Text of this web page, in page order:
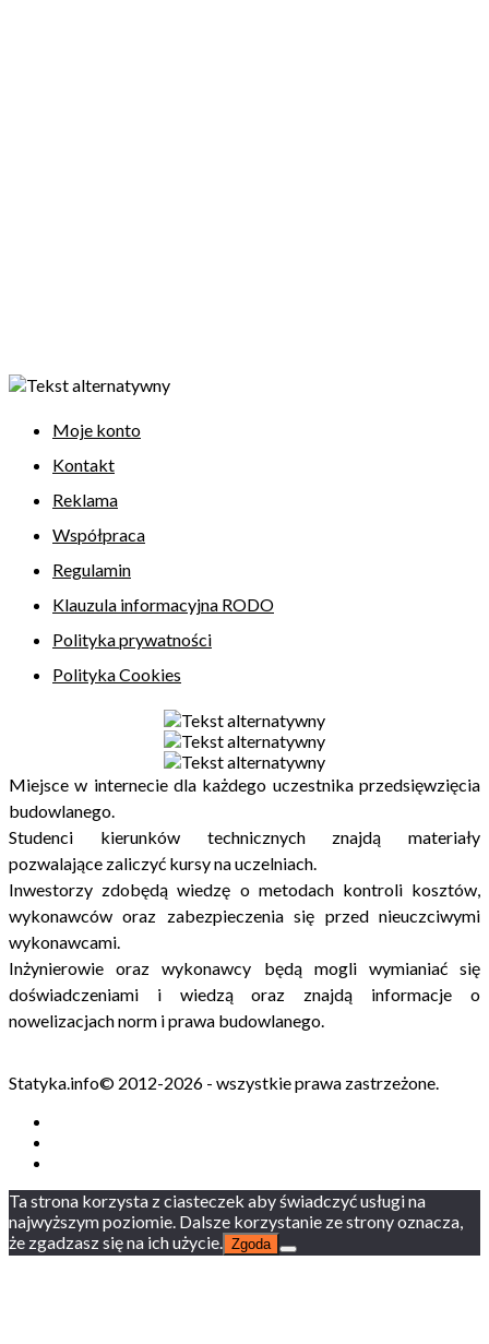
Moje konto
Kontakt
Reklama
Współpraca
Regulamin
Klauzula informacyjna RODO
Polityka prywatności
Polityka Cookies
Miejsce w internecie dla każdego uczestnika przedsięwzięcia
budowlanego.
Studenci kierunków technicznych znajdą materiały
pozwalające zaliczyć kursy na uczelniach.
Inwestorzy zdobędą wiedzę o metodach kontroli kosztów,
wykonawców oraz zabezpieczenia się przed nieuczciwymi
wykonawcami.
Inżynierowie oraz wykonawcy będą mogli wymianiać się
doświadczeniami i wiedzą oraz znajdą informacje o
nowelizacjach norm i prawa budowlanego.
Statyka.info© 2012-2026 - wszystkie prawa zastrzeżone.
Ta strona korzysta z ciasteczek aby świadczyć usługi na
najwyższym poziomie. Dalsze korzystanie ze strony oznacza,
że zgadzasz się na ich użycie.
Zgoda